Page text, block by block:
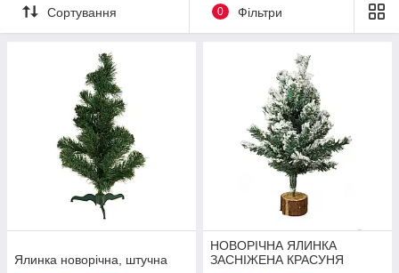
Сортування 0 Фільтри
Ялинка новорічна, штучна
НОВОРІЧНА ЯЛИНКА
ЗАСНІЖЕНА КРАСУНЯ